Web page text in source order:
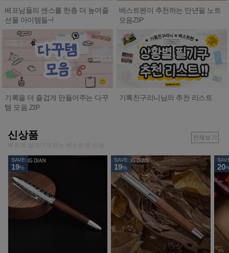
베프님들의 센스를 한층 더 높여줄
선물 아이템들~!
베스트펜이 추천하는 만년필 노트
모음ZIP
기록을 더 즐겁게 만들어주는 다꾸
템 모음.ZIP
기록친구리니님의 추천 리스트
신상품
빠르게 업데이트되는 베스트펜 신상
전체보기
SAVE
19%
SAVE
19% 20